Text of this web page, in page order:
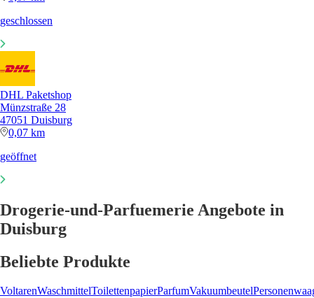
geschlossen
DHL Paketshop
Münzstraße 28
47051 Duisburg
0,07 km
geöffnet
Drogerie-und-Parfuemerie Angebote in
Duisburg
Beliebte Produkte
VoltarenWaschmittelToilettenpapierParfumVakuumbeutel